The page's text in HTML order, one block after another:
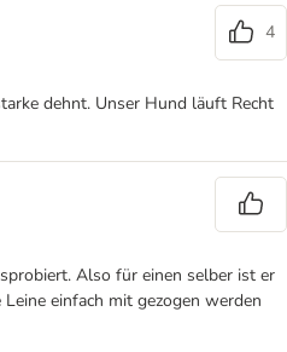
4
dehnt. Unser Hund läuft Recht
Also für einen selber ist er
einfach mit gezogen werden